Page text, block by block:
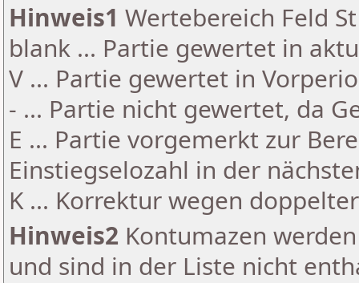
Hinweis1 Wertebereich Feld
blank ... Partie gewertet in
V ... Partie gewertet in
- ... Partie nicht gewertet, da
E ... Partie vorgemerkt zur
Einstiegselozahl in der
K ... Korrektur wegen
Hinweis2 Kontumazen
und sind in der Liste nicht